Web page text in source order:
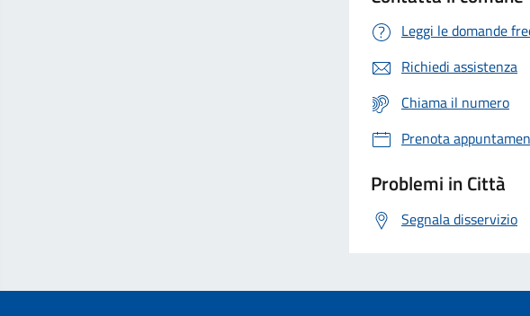
Leggi le domande
Richiedi assistenza
Chiama il numero
Prenota
Problemi in Città
Segnala disservizio